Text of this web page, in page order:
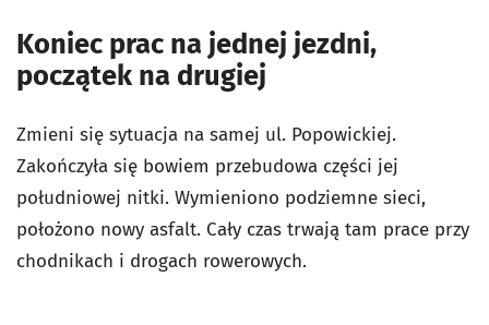
Koniec prac na jednej jezdni,
początek na drugiej
Zmieni się sytuacja na samej ul. Popowickiej.
Zakończyła się bowiem przebudowa części jej
południowej nitki. Wymieniono podziemne sieci,
położono nowy asfalt. Cały czas trwają tam prace przy
chodnikach i drogach rowerowych.